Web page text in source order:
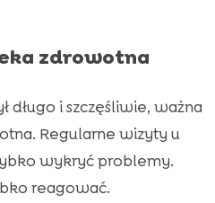
zdrowotna
długo i szczęśliwie, ważna
Regularne wizyty u
wykryć problemy.
reagować.